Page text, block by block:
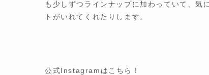
も少しずつラインナップに加わっていて、
トがいれてくれたりします。
公式Instagramはこちら！